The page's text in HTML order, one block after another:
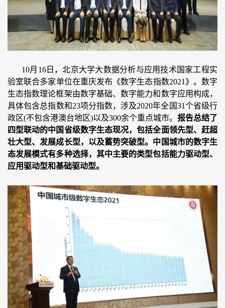
10月16日，北京大学大数据分析与应用技术国家工程实
验室联合多家单位在重庆发布《数字生态指数2021》。数字
生态指数理论框架由数字基础、数字能力和数字应用构成，
具体包含总指数和23项分指数，涉及2020年全国31个省级行
政区(不包含港澳台地区)以及300余个重点城市。 报告总结了
四型联动的中国省级数字生态现况，包括全面领先型、赶超
壮大型、发展成长型，以及蓄势突破型。中国城市的数字生
态发展模式有多种选择，其中主要的类型包括能力驱动型、
应用驱动型和基础驱动型。